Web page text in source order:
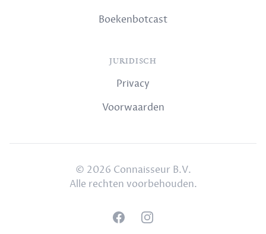
Boekenbotcast
JURIDISCH
Privacy
Voorwaarden
© 2026 Connaisseur B.V.
Alle rechten voorbehouden.
FacebookInstagram